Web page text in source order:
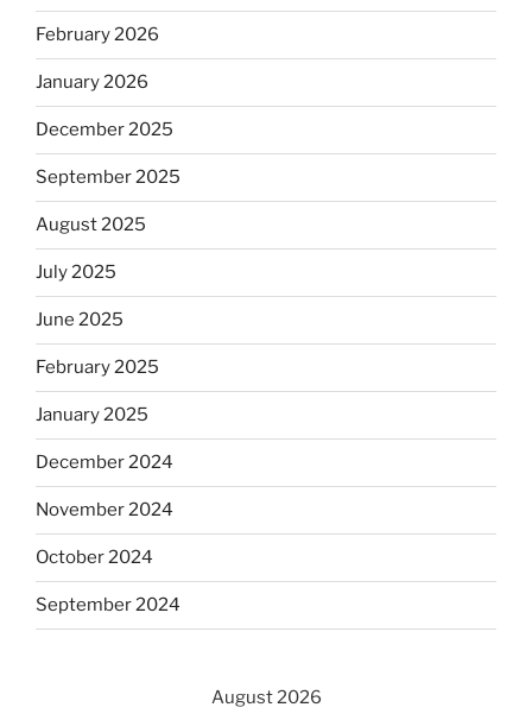
February 2026
January 2026
December 2025
September 2025
August 2025
July 2025
June 2025
February 2025
January 2025
December 2024
November 2024
October 2024
September 2024
August 2026